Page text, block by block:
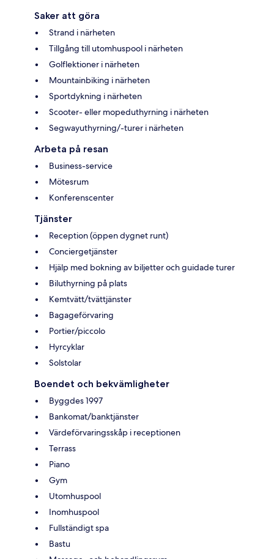
Saker att göra
Strand i närheten
Tillgång till utomhuspool i närheten
Golflektioner i närheten
Mountainbiking i närheten
Sportdykning i närheten
Scooter- eller mopeduthyrning i närheten
Segwayuthyrning/-turer i närheten
Arbeta på resan
Business-service
Mötesrum
Konferenscenter
Tjänster
Reception (öppen dygnet runt)
Conciergetjänster
Hjälp med bokning av biljetter och guidade turer
Biluthyrning på plats
Kemtvätt/tvättjänster
Bagageförvaring
Portier/piccolo
Hyrcyklar
Solstolar
Boendet och bekvämligheter
Byggdes 1997
Bankomat/banktjänster
Värdeförvaringsskåp i receptionen
Terrass
Piano
Gym
Utomhuspool
Inomhuspool
Fullständigt spa
Bastu